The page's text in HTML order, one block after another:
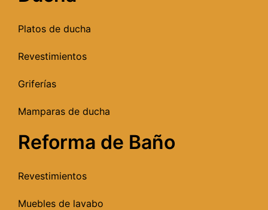
Platos de ducha
Revestimientos
Griferías
Mamparas de ducha
Reforma de Baño
Revestimientos
Muebles de lavabo